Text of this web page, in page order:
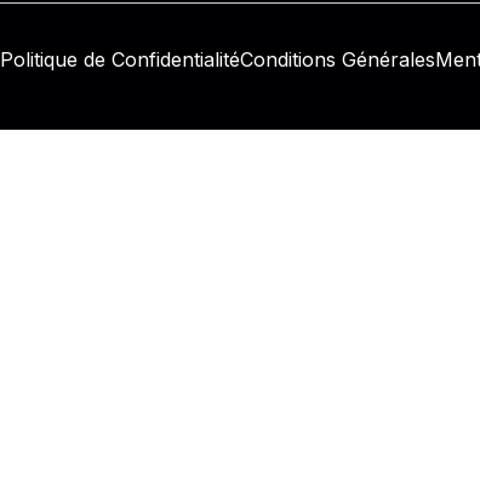
Politique de ConfidentialitéConditions Générales